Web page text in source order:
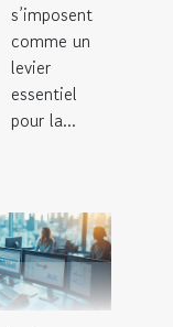
s’imposent
comme un
levier
essentiel
pour la...